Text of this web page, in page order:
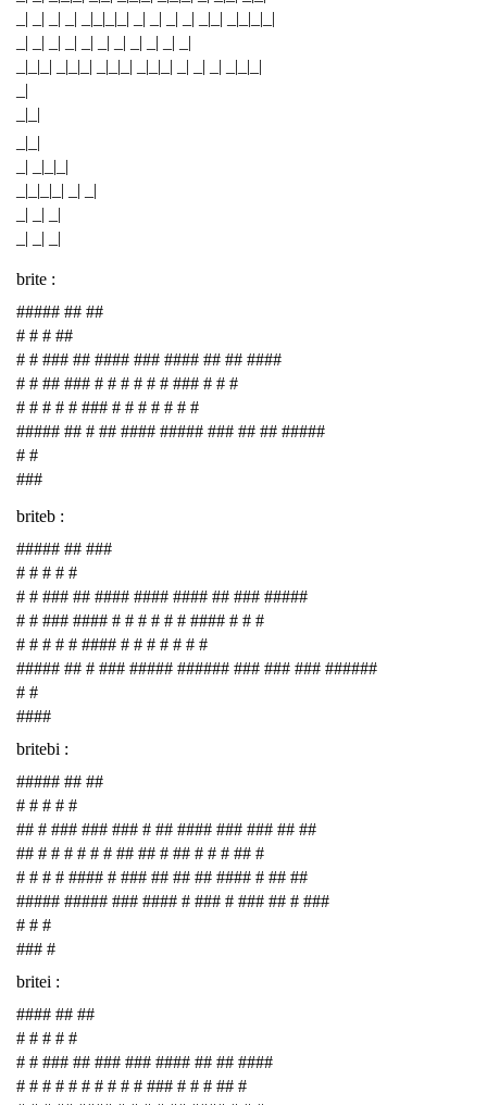
_| _| _| _| _|_|_|_| _| _| _| _| _|_| _|_|_|_|
_| _| _| _| _| _| _| _| _| _| _|
_|_|_| _|_|_| _|_|_| _|_|_| _| _| _| _|_|_|
_|
_|_|
_|_|
_| _|_|_|
_|_|_|_| _| _|
_| _| _|
_| _| _|
brite :
##### ## ##
# # # ##
# # ### ## #### ### #### ## ## ####
# # ## ### # # # # # # ### # # #
# # # # # ### # # # # # # #
##### ## # ## #### ##### ### ## ## #####
# #
###
briteb :
##### ## ###
# # # # #
# # ### ## #### #### #### ## ### #####
# # ### #### # # # # # # #### # # #
# # # # # #### # # # # # # #
##### ## # ### ##### ###### ### ### ### ######
# #
####
britebi :
##### ## ##
# # # # #
## # ### ### ### # ## #### ### ### ## ##
## # # # # # # ## ## # ## # # # ## #
# # # # #### # ### ## ## ## #### # ## ##
##### ##### ### #### # ### # ### ## # ###
# # #
### #
britei :
#### ## ##
# # # # #
# # ### ## ### ### #### ## ## ####
# # # # # # # # # # ### # # # ## #